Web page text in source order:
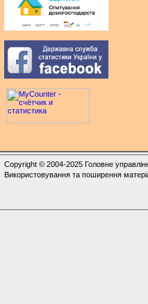
Copyright © 2004-2025 Головне
Використовування та поширення